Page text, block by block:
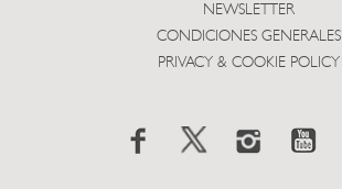
NEWSLETTER
CONDICIONES GENERALES
PRIVACY & COOKIE POLICY